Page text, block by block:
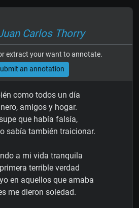
Carlos Thorry
extract your want to annotate.
an annotation
como todos un día
amigos y hogar.
que había falsía,
sabía también traicionar.
a mi vida tranquila
terrible verdad
en aquellos que amaba
me dieron soledad.